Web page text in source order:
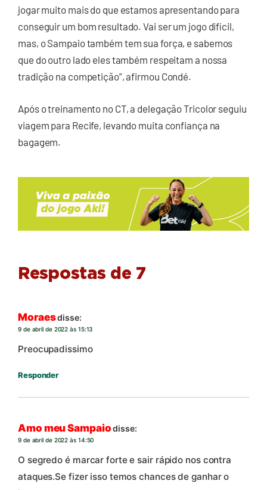
jogar muito mais do que estamos apresentando para
conseguir um bom resultado. Vai ser um jogo difícil,
mas, o Sampaio também tem sua força, e sabemos
que do outro lado eles também respeitam a nossa
tradição na competição”, afirmou Condé.
Após o treinamento no CT, a delegação Tricolor seguiu
viagem para Recife, levando muita confiança na
bagagem.
Respostas de 7
Moraesdisse:
9 de abril de 2022 às 15:13
Preocupadissimo
Responder
Amo meu Sampaio disse:
9 de abril de 2022 às 14:50
O segredo é marcar forte e sair rápido nos contra
ataques.Se fizer isso temos chances de ganhar o